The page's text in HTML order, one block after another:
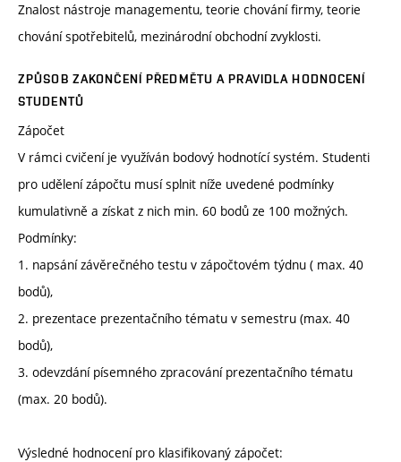
Znalost nástroje managementu, teorie chování firmy, teorie
chování spotřebitelů, mezinárodní obchodní zvyklosti.
ZPŮSOB ZAKONČENÍ PŘEDMĚTU A PRAVIDLA HODNOCENÍ
STUDENTŮ
Zápočet
V rámci cvičení je využíván bodový hodnotící systém. Studenti
pro udělení zápočtu musí splnit níže uvedené podmínky
kumulativně a získat z nich min. 60 bodů ze 100 možných.
Podmínky:
1. napsání závěrečného testu v zápočtovém týdnu ( max. 40
bodů),
2. prezentace prezentačního tématu v semestru (max. 40
bodů),
3. odevzdání písemného zpracování prezentačního tématu
(max. 20 bodů).
Výsledné hodnocení pro klasifikovaný zápočet: